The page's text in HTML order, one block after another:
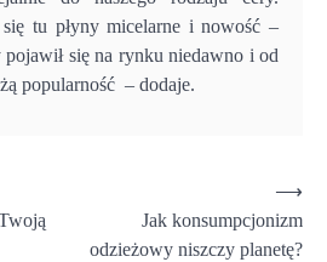
tu płyny micelarne i nowość –
się na rynku niedawno i od
popularność – dodaje.
Jak konsumpcjonizm
odzieżowy niszczy planetę?
⟶